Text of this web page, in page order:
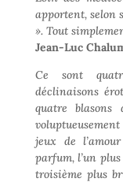
apportent, selon
». Tout
Jean-Luc
Ce sont
déclinaisons
quatre
jeux de
parfum, l’un
troisième plus